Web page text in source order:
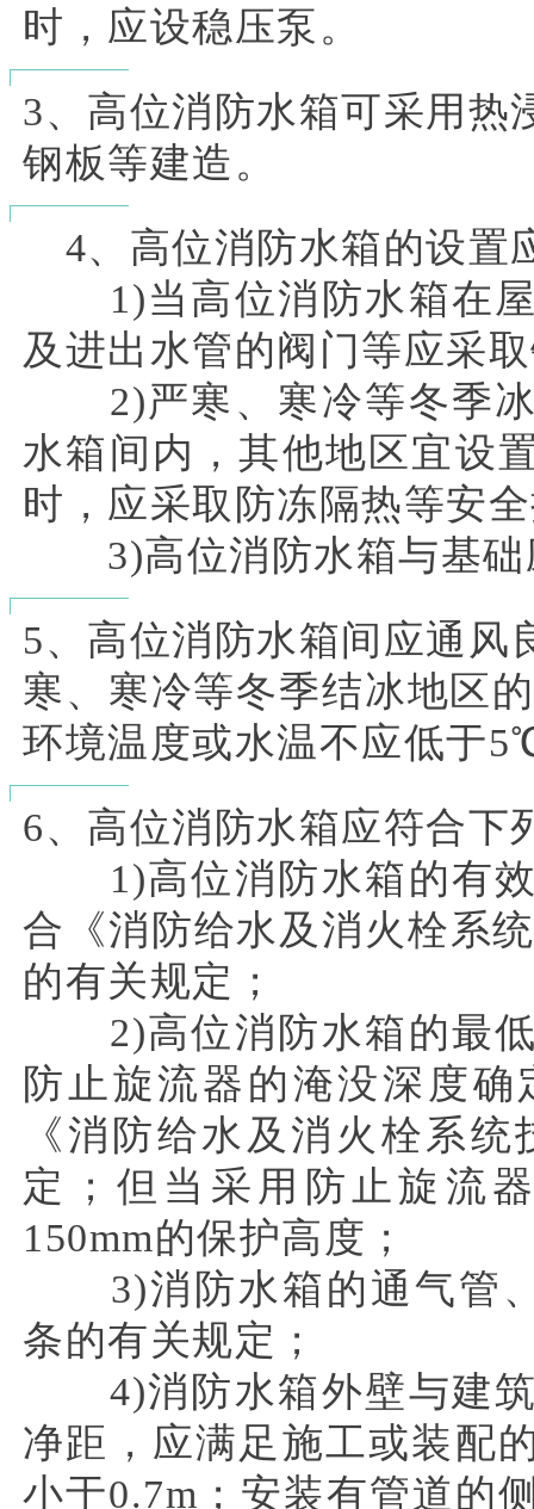
时，应设稳压泵。
3、高位消防水箱可采用热
钢板等建造。
4、高位消防水箱的设置
1)当高位消防水箱在屋
及进出水管的阀门等应采
2)严寒、寒冷等冬季冰
水箱间内，其他地区宜设
时，应采取防冻隔热等安
3)高位消防水箱与基础
5、高位消防水箱间应通风
寒、寒冷等冬季结冰地区
环境温度或水温不应低于
6、高位消防水箱应符合下
1)高位消防水箱的有效
合《消防给水及消火栓系
的有关规定；
2)高位消防水箱的最低
防止旋流器的淹没深度
《消防给水及消火栓系
定；但当采用防止旋流
150mm的保护高度；
3)消防水箱的通气管、
条的有关规定；
4)消防水箱外壁与建筑
净距，应满足施工或装配
小于0.7m；安装有管道的